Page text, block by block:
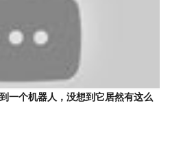
一个机器人，没想到它居然有这么